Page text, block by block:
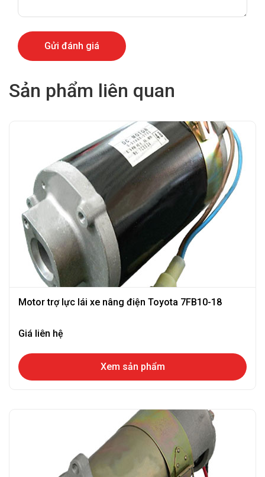
Sản phẩm liên quan
Motor trợ lực lái xe nâng điện Toyota 7FB10-18
Giá liên hệ
Xem sản phẩm